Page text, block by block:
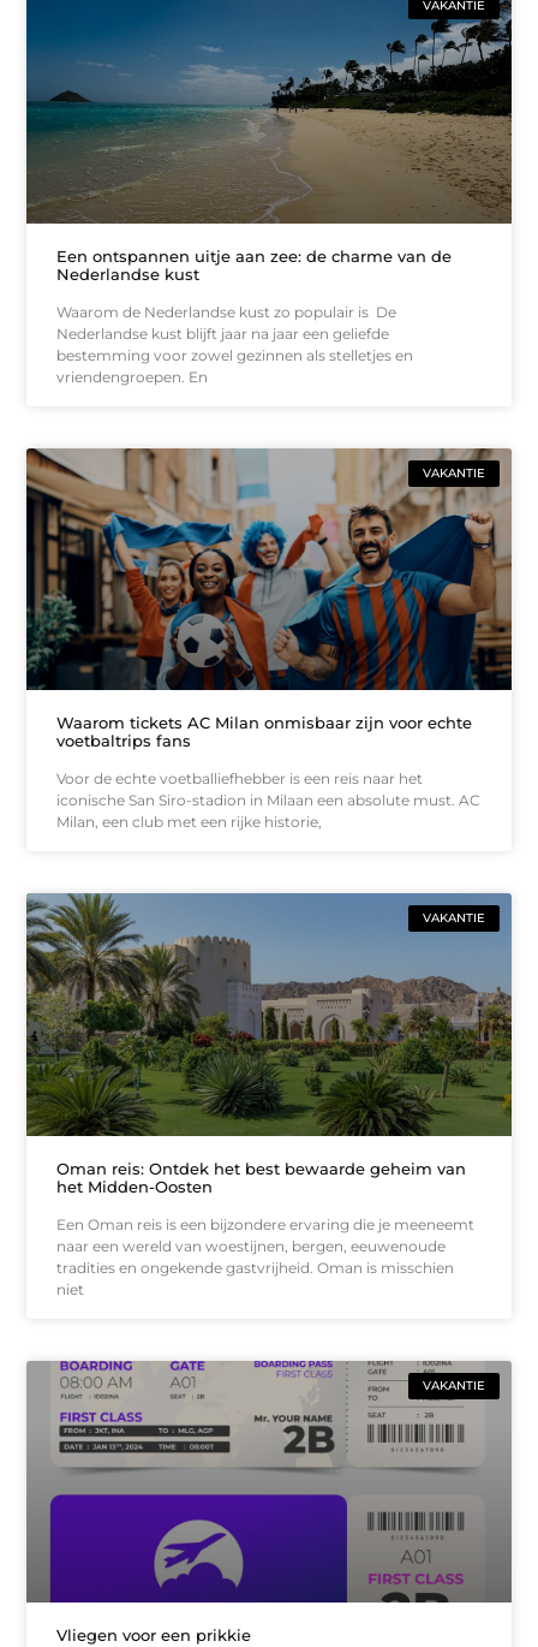
VAKANTIE
Een ontspannen uitje aan zee: de charme van de
Nederlandse kust
Waarom de Nederlandse kust zo populair is De
Nederlandse kust blijft jaar na jaar een geliefde
bestemming voor zowel gezinnen als stelletjes en
vriendengroepen. En
VAKANTIE
Waarom tickets AC Milan onmisbaar zijn voor echte
voetbaltrips fans
Voor de echte voetballiefhebber is een reis naar het
iconische San Siro-stadion in Milaan een absolute must. AC
Milan, een club met een rijke historie,
VAKANTIE
Oman reis: Ontdek het best bewaarde geheim van
het Midden-Oosten
Een Oman reis is een bijzondere ervaring die je meeneemt
naar een wereld van woestijnen, bergen, eeuwenoude
tradities en ongekende gastvrijheid. Oman is misschien
niet
VAKANTIE
Vliegen voor een prikkie